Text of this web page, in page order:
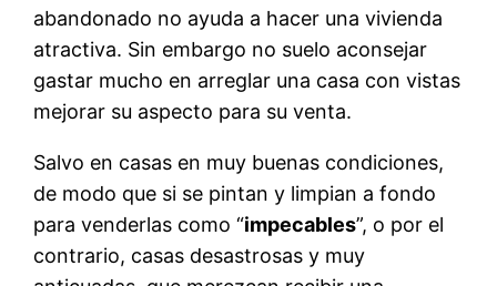
abandonado no ayuda a hacer una vivienda
atractiva. Sin embargo no suelo aconsejar
gastar mucho en arreglar una casa con vistas
mejorar su aspecto para su venta.
Salvo en casas en muy buenas condiciones,
de modo que si se pintan y limpian a fondo
para venderlas como “impecables”, o por el
contrario, casas desastrosas y muy